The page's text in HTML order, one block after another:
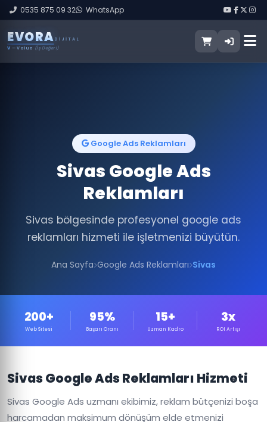
0535 875 09 32 WhatsApp
EVORA DIJITAL
V — Value (İş Değeri)
Google Ads Reklamları
Sivas Google Ads
Reklamları
Sivas bölgesinde profesyonel google ads
reklamları hizmeti ile işletmenizi büyütün.
Ana Sayfa Google Ads Reklamları Sivas
200+
Web Sitesi
95%
Başarı Oranı
15+
Uzman Kadro
3x
ROI Artışı
Sivas Google Ads Reklamları Hizmeti
Sivas Google Ads uzmanı ekibimiz, reklam bütçenizi boşa
harcamadan maksimum dönüşüm elde etmenizi